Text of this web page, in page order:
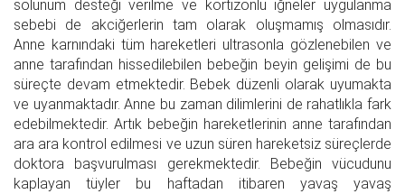
solunum desteği verilme ve kortizonlu iğneler uygulanma
sebebi de akciğerlerin tam olarak oluşmamış olmasıdır.
Anne karnındaki tüm hareketleri ultrasonla gözlenebilen ve
anne tarafından hissedilebilen bebeğin beyin gelişimi de bu
süreçte devam etmektedir. Bebek düzenli olarak uyumakta
ve uyanmaktadır. Anne bu zaman dilimlerini de rahatlıkla fark
edebilmektedir. Artık bebeğin hareketlerinin anne tarafından
ara ara kontrol edilmesi ve uzun süren hareketsiz süreçlerde
doktora başvurulması gerekmektedir. Bebeğin vücudunu
kaplayan tüyler bu haftadan itibaren yavaş yavaş